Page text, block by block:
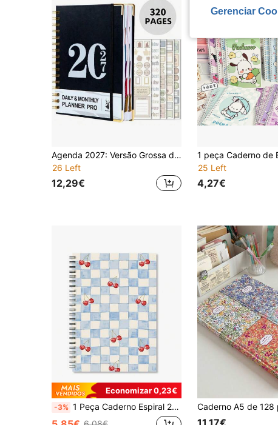
Agenda 2027: Versão Grossa de 320 Páginas, Acompanha 5 Autocolantes Divertidos, Caderno, Agenda Escolar e de Escritório, Manual, Adequada para Estudantes e Uso Pessoal, Artigos de Escritório, Agenda com Encadernação em Espiral, Acompanhamento de Metas Anuais, Planeamento Eficiente, Gestão de Tempo Abrangente e Sistema Estruturado de Gestão de Tarefas
26 Left
12,29€
25 Left
4,27€
Economizar 0,23€
-3% 1 Peça Caderno Espiral 2D com Forro Xadrez de Cereja, Adequado para Estudantes, Escritório, Sala de Aula, Notas de Reunião, Escrita Portátil, Presente Ideal de Regresso às Aulas, Material Escolar
11,17€
Gerenciar